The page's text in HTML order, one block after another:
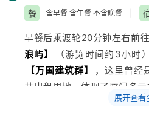
剩三株，极为名贵。九龙窠
的土壤是由酸性岩石风化而成
赠送 桐源文化 旅游村，这里
赠送 观看（晚餐后）武夷
计！售价218元/人（含）梦
线天原名灵岩，因沿顶有一
样，相去不满一尺，长约一百
宛若跨空碧红。后乘高铁前
餐 含早餐 含午餐 不含晚餐
早餐后乘渡轮20分钟左右前
浪屿】
（游览时间约3小时
【万国建筑群】
，这里曾经
共出租界地，体现了厦门多
讲解老别墅和发生在老别墅
展开查看